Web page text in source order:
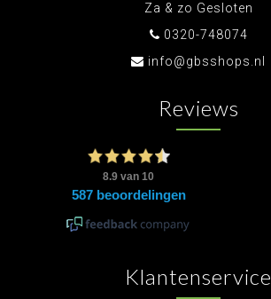
Za & zo Gesloten
0320-748074
info@gbsshops.nl
Reviews
Klantenservice